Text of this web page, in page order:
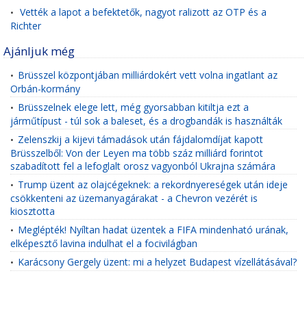
• Vették a lapot a befektetők, nagyot ralizott az OTP és a
Richter
Ajánljuk még
• Brüsszel központjában milliárdokért vett volna ingatlant az
Orbán-kormány
• Brüsszelnek elege lett, még gyorsabban kitiltja ezt a
járműtípust - túl sok a baleset, és a drogbandák is használták
• Zelenszkij a kijevi támadások után fájdalomdíjat kapott
Brüsszelből: Von der Leyen ma több száz milliárd forintot
szabadított fel a lefoglalt orosz vagyonból Ukrajna számára
• Trump üzent az olajcégeknek: a rekordnyereségek után ideje
csökkenteni az üzemanyagárakat - a Chevron vezérét is
kiosztotta
• Meglépték! Nyíltan hadat üzentek a FIFA mindenható urának,
elképesztő lavina indulhat el a focivilágban
• Karácsony Gergely üzent: mi a helyzet Budapest vízellátásával?